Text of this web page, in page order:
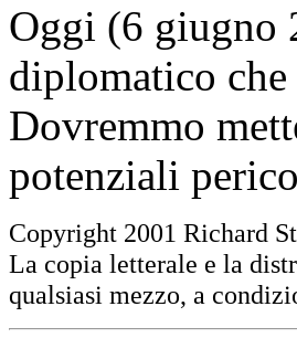
Oggi (6 giugno
diplomatico
Dovremmo
potenziali
Copyright 2001 Richard
La copia letterale e la
qualsiasi mezzo, a